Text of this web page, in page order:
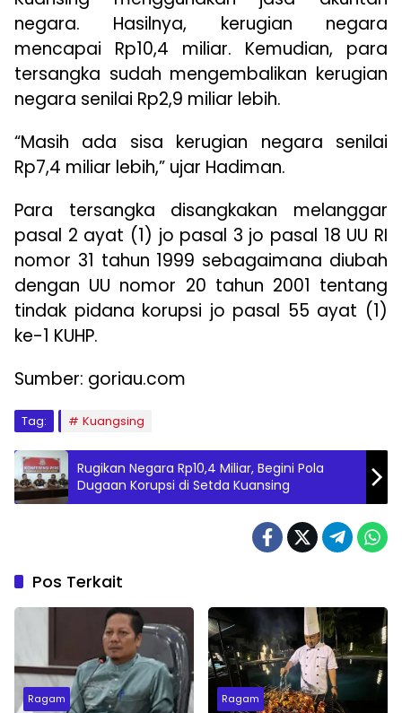
negara. Hasilnya, kerugian negara
mencapai Rp10,4 miliar. Kemudian, para
tersangka sudah mengembalikan kerugian
negara senilai Rp2,9 miliar lebih.
“Masih ada sisa kerugian negara senilai
Rp7,4 miliar lebih,” ujar Hadiman.
Para tersangka disangkakan melanggar
pasal 2 ayat (1) jo pasal 3 jo pasal 18 UU RI
nomor 31 tahun 1999 sebagaimana diubah
dengan UU nomor 20 tahun 2001 tentang
tindak pidana korupsi jo pasal 55 ayat (1)
ke-1 KUHP.
Sumber: goriau.com
Tag: Kuangsing
Rugikan Negara Rp10,4 Miliar, Begini Pola
Dugaan Korupsi di Setda Kuansing
Pos Terkait
Ragam Ragam